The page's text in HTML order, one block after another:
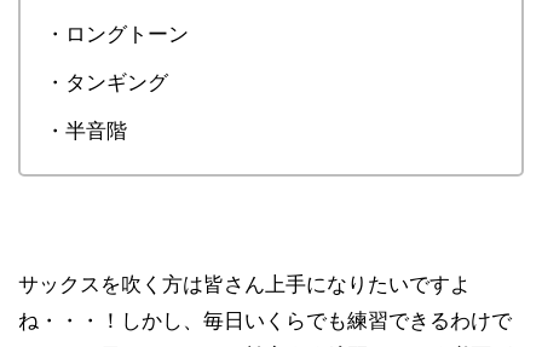
・ロングトーン
・タンギング
・半音階
サックスを吹く方は皆さん上手になりたいですよ
ね・・・！しかし、毎日いくらでも練習できるわけで